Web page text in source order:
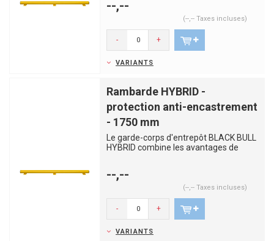
--,--
(--,-- Taxes incluses)
- +
VARIANTS
Rambarde HYBRID -
protection anti-encastrement
- 1750 mm
Le garde-corps d'entrepôt BLACK BULL
HYBRID combine les avantages de
--,--
(--,-- Taxes incluses)
- +
VARIANTS